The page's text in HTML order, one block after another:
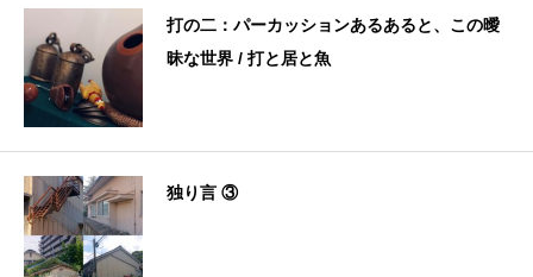
打の二：パーカッションあるあると、この曖
昧な世界 / 打と居と魚
独り言 ③